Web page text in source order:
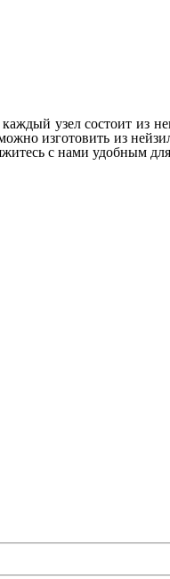
каждый узел состоит
изготовить из
с нами удобным